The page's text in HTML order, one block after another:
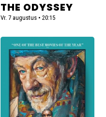
THE ODYSSEY
Vr. 7 augustus • 20:15
Lees
meer
over
The
Christophers